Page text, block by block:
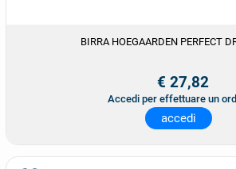
BIRRA HOEGAARDEN PERFECT
€ 27,82
Accedi per effettuare un
accedi